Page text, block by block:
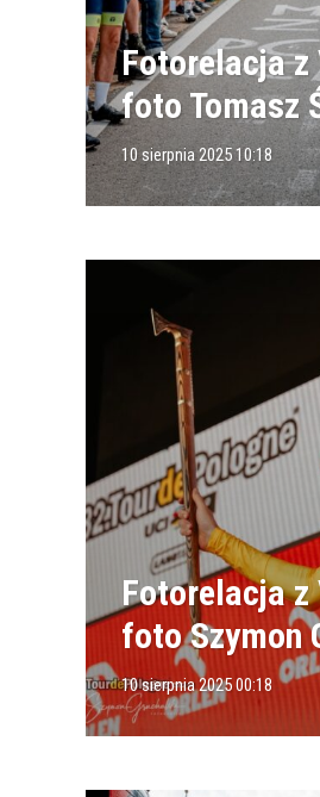
Fotorelacja z
foto Tomasz
10 sierpnia 2025 10:18
Fotorelacja z
foto Szymon
10 sierpnia 2025 00:18